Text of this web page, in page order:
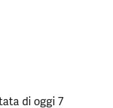
di oggi 7